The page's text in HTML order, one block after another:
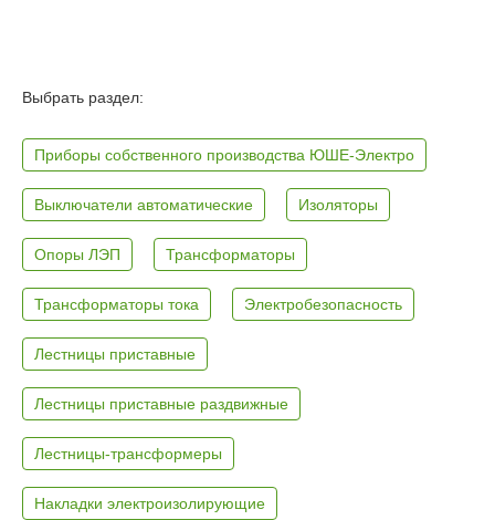
Выбрать раздел:
Приборы собственного производства ЮШЕ-Электро
Выключатели автоматические Изоляторы
Опоры ЛЭП Трансформаторы
Трансформаторы тока Электробезопасность
Лестницы приставные
Лестницы приставные раздвижные
Лестницы-трансформеры
Накладки электроизолирующие